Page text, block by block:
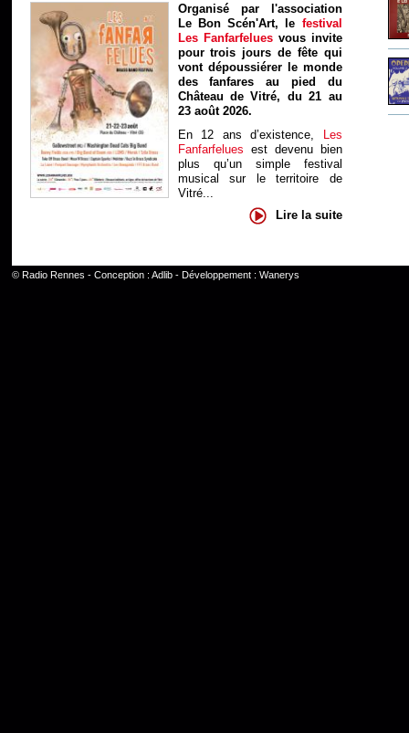
Organisé par l'association
Le Bon Scén'Art, le festival
Les Fanfarfelues vous invite
pour trois jours de fête qui
vont dépoussiérer le monde
des fanfares au pied du
Château de Vitré, du 21 au
23 août 2026.
En 12 ans d’existence, Les
Fanfarfelues est devenu bien
plus qu’un simple festival
musical sur le territoire de
Vitré...
Lire la suite
© Radio Rennes - Conception : Adlib- Développement : Wanerys